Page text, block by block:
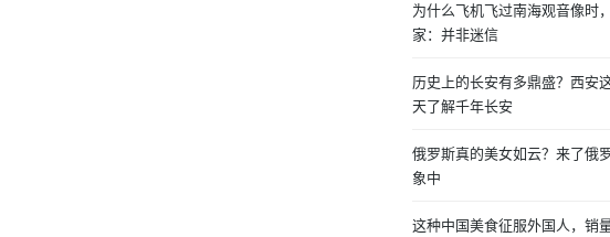
为什么飞机飞过南海观音像时
家：并非迷信
历史上的长安有多鼎盛？西安
天了解千年长安
俄罗斯真的美女如云？来了俄
象中
这种中国美食征服外国人，销